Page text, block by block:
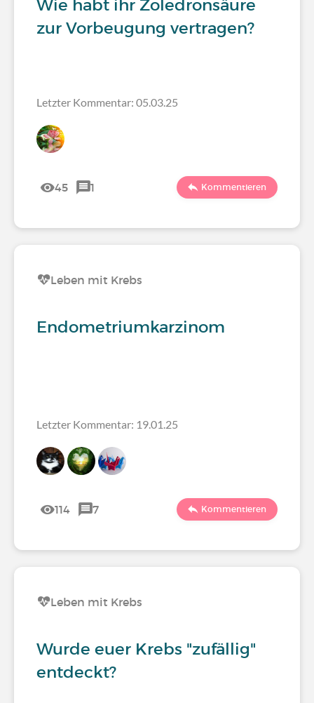
Wie habt ihr Zoledronsäure
zur Vorbeugung vertragen?
Letzter Kommentar: 05.03.25
45 1 Kommentieren
Leben mit Krebs
Endometriumkarzinom
Letzter Kommentar: 19.01.25
114 7 Kommentieren
Leben mit Krebs
Wurde euer Krebs "zufällig"
entdeckt?